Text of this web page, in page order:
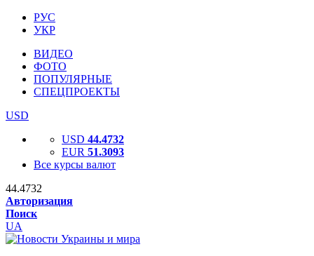
РУС
УКР
ВИДЕО
ФОТО
ПОПУЛЯРНЫЕ
СПЕЦПРОЕКТЫ
USD
USD 44.4732
EUR 51.3093
Все курсы валют
44.4732
Авторизация
Поиск
UA